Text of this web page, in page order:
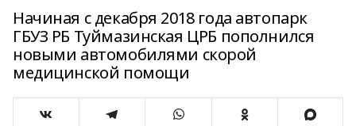
Начиная с декабря 2018 года автопарк
ГБУЗ РБ Туймазинская ЦРБ пополнился
новыми автомобилями скорой
медицинской помощи